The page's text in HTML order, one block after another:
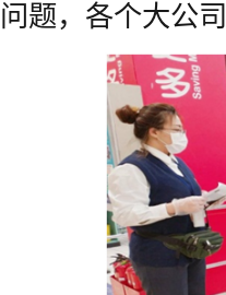
问题，各个大公